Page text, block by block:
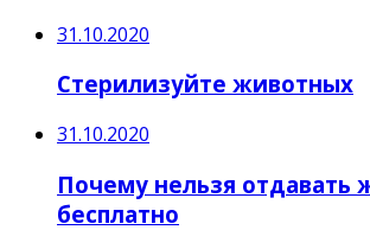
31.10.2020
Стерилизуйте животных
31.10.2020
Почему нельзя отдавать
бесплатно